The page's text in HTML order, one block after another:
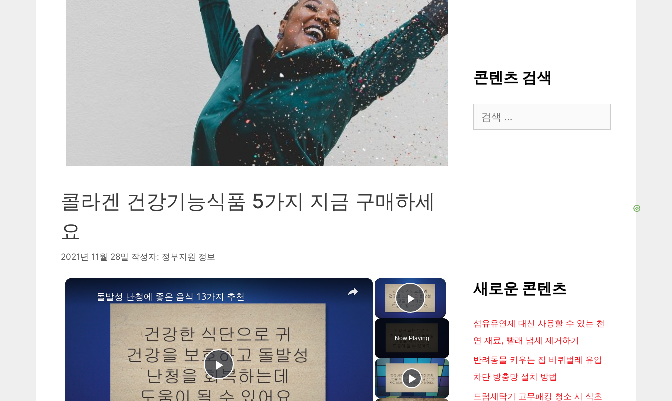
콜라겐 건강기능식품 5가지 지금 구매하세
요
2021년 11월 28일 작성자: 정부지원 정보
×
Play Video
Now Playing
×
P
돌발성 난청에 좋은 음식 13가지 추천
콘텐츠 검색
색:
새로운 콘텐츠
섬유유연제 대신 사용할 수 있는 천
연 재료, 빨래 냄세 제거하기
반려동물 키우는 집 바퀴벌레 유입
차단 방충망 설치 방법
드럼세탁기 고무패킹 청소 시 식초